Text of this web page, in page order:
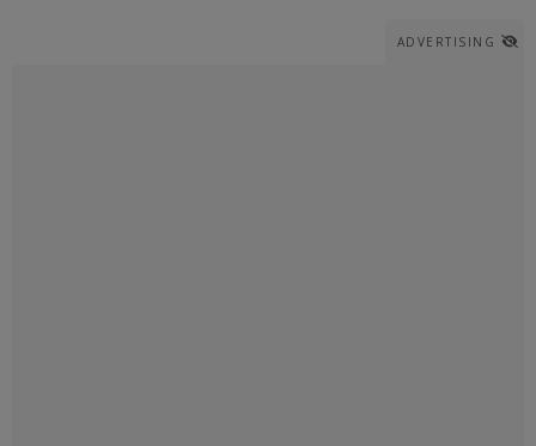
ADVERTISING